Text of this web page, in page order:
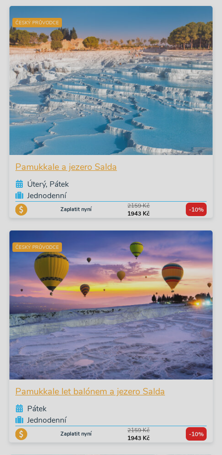
ČESKÝ PRŮVODCE
Pamukkale a jezero Salda
Úterý, Pátek
Jednodenní
Zaplatit nyní
2159 Kč
1943 Kč
-10%
ČESKÝ PRŮVODCE
Pamukkale let balónem a jezero Salda
Pátek
Jednodenní
Zaplatit nyní
2159 Kč
1943 Kč
-10%